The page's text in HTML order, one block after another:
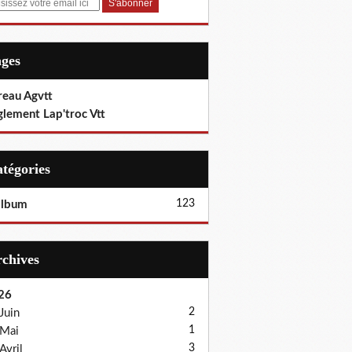
Agvtt
Lap'troc Vtt
123
Juin
2
Mai 1
Avril 3